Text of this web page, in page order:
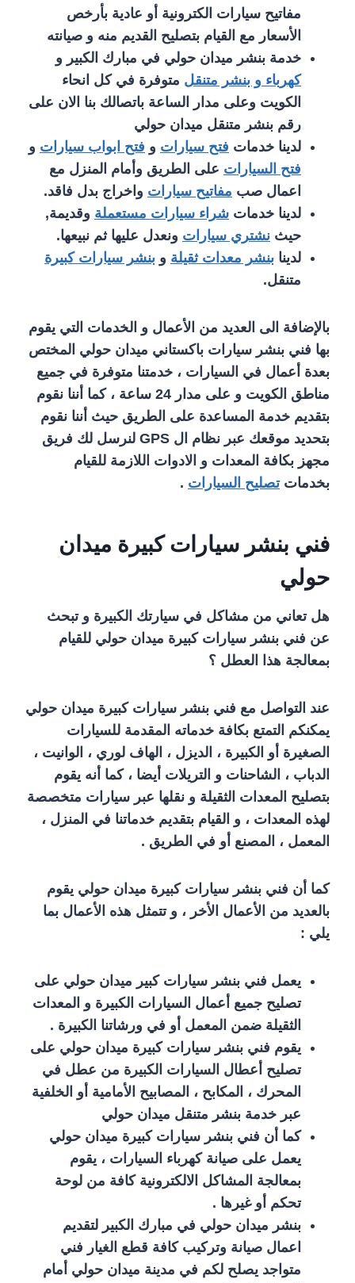
مفاتيح سيارات الكترونية أو عادية بأرخص
الأسعار مع القيام بتصليح القديم منه و صيانته
خدمة بنشر ميدان حولي في مبارك الكبير و
كهرباء و بنشر متنقل متوفرة في كل انحاء
الكويت وعلى مدار الساعة باتصالك بنا الان على
رقم بنشر متنقل ميدان حولي
لدينا خدمات فتح سيارات و فتح ابواب سيارات و
فتح السيارات على الطريق وأمام المنزل مع
اعمال صب مفاتيح سيارات واخراج بدل فاقد.
لدينا خدمات شراء سيارات مستعملة وقديمة,
حيث نشتري سيارات ونعدل عليها ثم نبيعها.
لدينا بنشر معدات ثقيلة و بنشر سيارات كبيرة
متنقل.
بالإضافة الى العديد من الأعمال و الخدمات التي يقوم
بها فني بنشر سيارات باكستاني ميدان حولي المختص
بعدة أعمال في السيارات ، خدمتنا متوفرة في جميع
مناطق الكويت و على مدار 24 ساعة ، كما أننا نقوم
بتقديم خدمة المساعدة على الطريق حيث أننا نقوم
بتحديد موقعك عبر نظام ال GPS لنرسل لك فريق
مجهز بكافة المعدات و الادوات اللازمة للقيام
بخدماتتصليح السيارات .
فني بنشر سيارات كبيرة ميدان
حولي
هل تعاني من مشاكل في سيارتك الكبيرة و تبحث
عن فني بنشر سيارات كبيرة ميدان حولي للقيام
بمعالجة هذا العطل ؟
عند التواصل مع فني بنشر سيارات كبيرة ميدان حولي
يمكنكم التمتع بكافة خدماته المقدمة للسيارات
الصغيرة أو الكبيرة ، الديزل ، الهاف لوري ، الوانيت ،
الدباب ، الشاحنات و التريلات أيضا ، كما أنه يقوم
بتصليح المعدات الثقيلة و نقلها عبر سيارات متخصصة
لهذه المعدات ، و القيام بتقديم خدماتنا في المنزل ،
المعمل ، المصنع أو في الطريق .
كما أن فني بنشر سيارات كبيرة ميدان حولي يقوم
بالعديد من الأعمال الأخر ، و تتمثل هذه الأعمال بما
يلي :
يعمل فني بنشر سيارات كبير ميدان حولي على
تصليح جميع أعمال السيارات الكبيرة و المعدات
الثقيلة ضمن المعمل أو في ورشاتنا الكبيرة .
يقوم فني بنشر سيارات كبيرة ميدان حولي على
تصليح أعطال السيارات الكبيرة من عطل في
المحرك ، المكابح ، المصابيح الأمامية أو الخلفية
عبر خدمة بنشر متنقل ميدان حولي
كما أن فني بنشر سيارات كبيرة ميدان حولي
يعمل على صيانة كهرباء السيارات ، يقوم
بمعالجة المشاكل الالكترونية كافة من لوحة
تحكم أو غيرها .
بنشر ميدان حولي في مبارك الكبير لتقديم
اعمال صيانة وتركيب كافة قطع الغيار فني
متواجد يصلح لكم في مدينة ميدان حولي أمام